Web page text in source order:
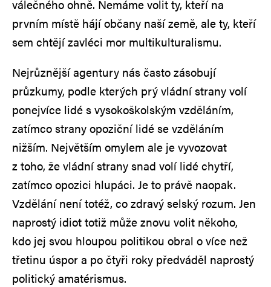
válečného ohně. Nemáme volit ty, kteří na
prvním místě hájí občany naší země, ale ty, kteří
sem chtějí zavléci mor multikulturalismu.
Nejrůznější agentury nás často zásobují
průzkumy, podle kterých prý vládní strany volí
ponejvíce lidé s vysokoškolským vzděláním,
zatímco strany opoziční lidé se vzděláním
nižším. Největším omylem ale je vyvozovat
z toho, že vládní strany snad volí lidé chytří,
zatímco opozici hlupáci. Je to právě naopak.
Vzdělání není totéž, co zdravý selský rozum. Jen
naprostý idiot totiž může znovu volit někoho,
kdo jej svou hloupou politikou obral o více než
třetinu úspor a po čtyři roky předváděl naprostý
politický amatérismus.